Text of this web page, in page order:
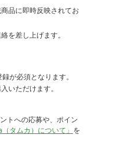
品に即時反映されてお
を差し上げます。
が必須となります。
いただけます。
トへの応募や、ポイン
（タムカ）について」 を